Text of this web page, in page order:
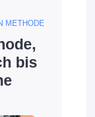
METHODE
bis